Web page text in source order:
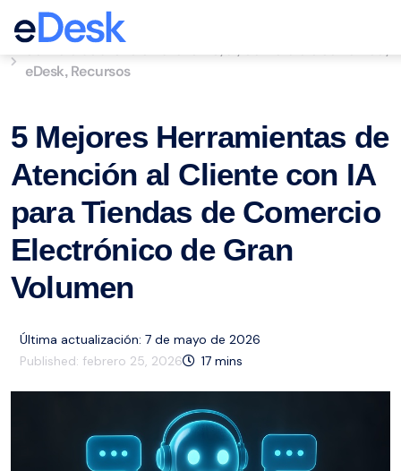
eCommerce Support Central
eDesk, Recursos
5 Mejores Herramientas de
Atención al Cliente con IA
para Tiendas de Comercio
Electrónico de Gran
Volumen
Última actualización: 7 de mayo de 2026
Published: febrero 25, 2026 17 mins